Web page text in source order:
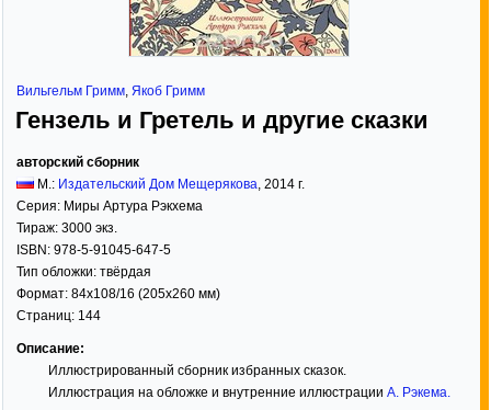
Вильгельм Гримм, Якоб Гримм
Гензель и Гретель и другие сказки
авторский сборник
М.: Издательский Дом Мещерякова, 2014 г.
Серия: Миры Артура Рэкхема
Тираж: 3000 экз.
ISBN: 978-5-91045-647-5
Тип обложки: твёрдая
Формат: 84x108/16 (205x260 мм)
Страниц: 144
Описание:
Иллюстрированный сборник избранных сказок.
Иллюстрация на обложке и внутренние иллюстрации А. Рэкема.